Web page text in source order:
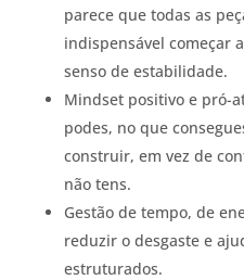
parece que todas as
indispensável começar
senso de estabilidade.
Mindset positivo e pró-
podes, no que
construir, em vez de
não tens.
Gestão de tempo, de
reduzir o desgaste e
estruturados.